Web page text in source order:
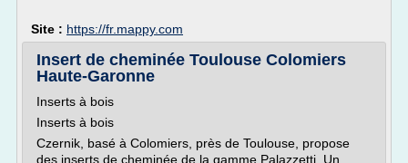
Site : https://fr.mappy.com
Insert de cheminée Toulouse Colomiers
Haute-Garonne
Inserts à bois
Inserts à bois
Czernik, basé à Colomiers, près de Toulouse, propose
des inserts de cheminée de la gamme Palazzetti. Un